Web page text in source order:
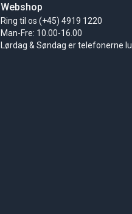
Webshop
Ring til os (+45) 4919 1220
Man-Fre: 10.00-16.00
Lørdag & Søndag er telefonerne